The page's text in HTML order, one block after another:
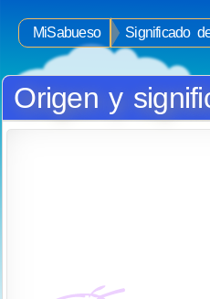
MiSabueso Significado
Origen y